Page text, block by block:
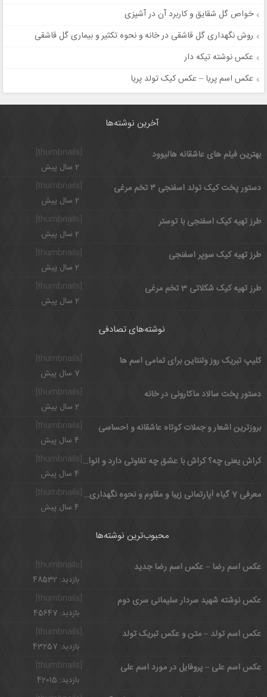
خواص گل شقایق و کاربرد آن در آشپزی
روش نگهداری گل قاشقی در خانه و نحوه تکثیر و بیماری گل قاشقی
عکس نوشته تیکه دار
عکس اسم پریا – عکس کیک تولد پریا
آخرین نوشته‌ها
بهترین فیلم های عاشقانه هالیوود
2 سال پیش
[thumbnails]
دستور پخت کیک تولد اسفنجی ۳ تخم مرغی
2 سال پیش
طرز تهیه کیک اسفنجی با توستر
2 سال پیش
[thumbnails]
طرز تهیه کیک سوپر اسفنجی
2 سال پیش
طرز تهیه کیک شکلاتی 3 تخم مرغی
2 سال پیش
نوشته‌های تصادفی
[thumbnails] کلیپ تبریک روز ولنتاین برای تمامی اسم ها
7 سال پیش
دستور پخت سالاد ماکارونی در خانه
2 سال پیش
[thumbnails]
بروزترین اشعار و جملات کوتاه عاشقانه و احساسی
4 سال پیش
کراش یعنی چه؟ کراش با عشق چه تفاوتی دارد و انواع کراش چیست؟
4 سال پیش
معرفی 7 گیاه آپارتمانی زیبا و مقاوم و نحوه نگهداری آنها
4 سال پیش
محبوب‌ترین نوشته‌ها
عکس اسم رضا – عکس اسم رضا جدید
بازدید: 48532
[thumbnails]
عکس نوشته شهید سردار سلیمانی سری دوم
بازدید: 45647
عکس اسم تولد – متن و عکس تبریک تولد
بازدید: 43257
عکس اسم علی – پروفایل در مورد اسم علی
بازدید: 42015